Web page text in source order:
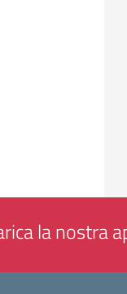
la nostra